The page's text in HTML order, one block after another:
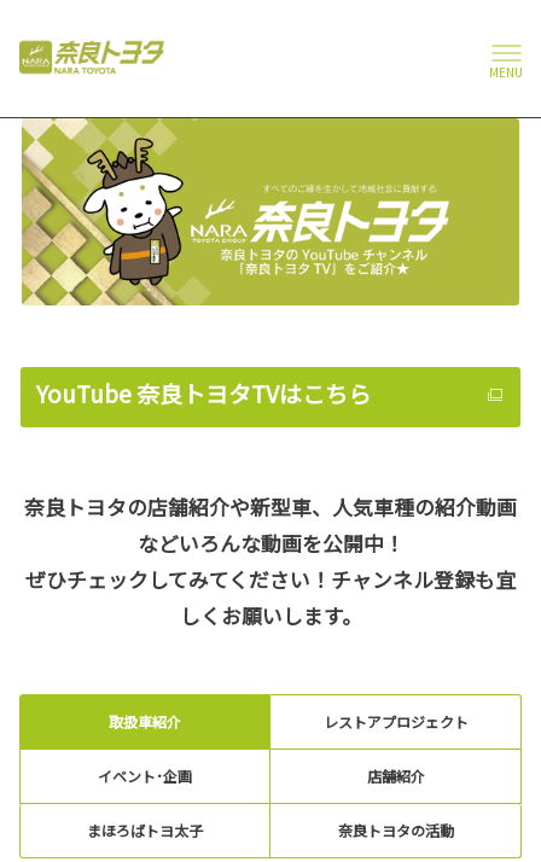
MENU
YouTube 奈良トヨタTVはこちら
奈良トヨタの店舗紹介や新型車、人気車種の紹介動画
などいろんな動画を公開中！
ぜひチェックしてみてください！チャンネル登録も宜
しくお願いします。
取扱車紹介 レストアプロジェクト
イベント･企画 店舗紹介
まほろばトヨ太子 奈良トヨタの活動